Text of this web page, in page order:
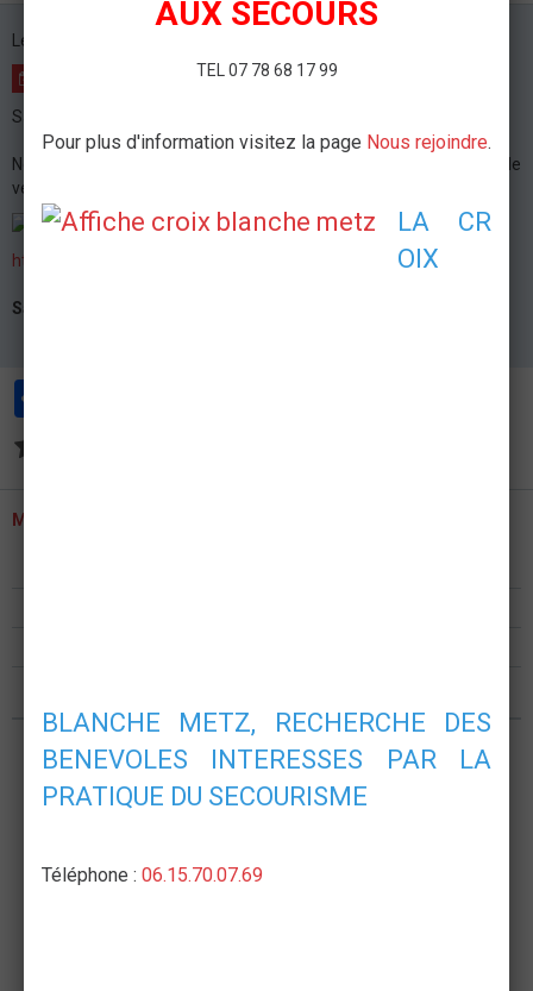
Le 11/03/2016
AJOUTER AU CALENDRIER
Salle de concert le Galaxie - Amnéville
Nous interviendrons lors du spectacle Flashdance the musical le
vendredi 11 mars 2016 au
http://www.le-galaxie.fr/FLASHDANCE
Salle de concert le Galaxie
MENU
AUX SECOURS
TEL 07 78 68 17 99
Pour plus d'information visitez la page Nous rejoindre.
LA CR
OIX
BLANCHE METZ, RECHERCHE DES
BENEVOLES INTERESSES PAR LA
PRATIQUE DU SECOURISME
Téléphone : 06.15.70.07.69